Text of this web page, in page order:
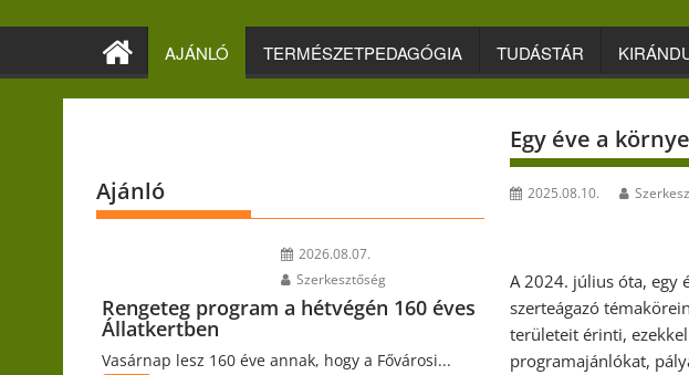
AJÁNLÓ TERMÉSZETPEDAGÓGIA TUDÁSTÁR
Egy éve a
2025.08.10.
A 2024. július óta, egy
szerteágazó
területeit érinti,
programajánlókat,
Ajánló
2026.08.07.
Szerkesztőség
Rengeteg program a hétvégén 160 éves
Állatkertben
Vasárnap lesz 160 éve annak, hogy a Fővárosi...